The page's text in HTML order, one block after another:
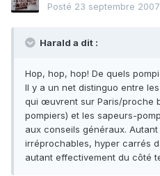
Posté 23 septembre 2007
Harald a dit :
Hop, hop, hop! De quels
Il y a un net distinguo entre
qui œuvrent sur Paris/proche
pompiers) et les sapeurs-
aux conseils généraux.
irréprochables, hyper carrés
autant effectivement du côté